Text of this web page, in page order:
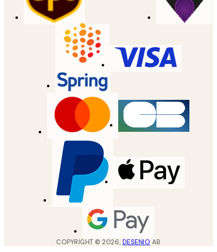
COPYRIGHT ©2026, DESENIO AB